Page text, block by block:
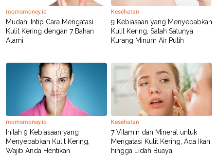
momsmoney.id
Mudah, Intip Cara Mengatasi
Kulit Kering dengan 7 Bahan
Alami
Kesehatan
9 Kebiasaan yang Menyebabkan
Kulit Kering, Salah Satunya
Kurang Minum Air Putih
momsmoney.id
Inilah 9 Kebiasaan yang
Menyebabkan Kulit Kering,
Wajib Anda Hentikan
Kesehatan
7 Vitamin dan Mineral untuk
Mengatasi Kulit Kering, Ada Ikan
hingga Lidah Buaya